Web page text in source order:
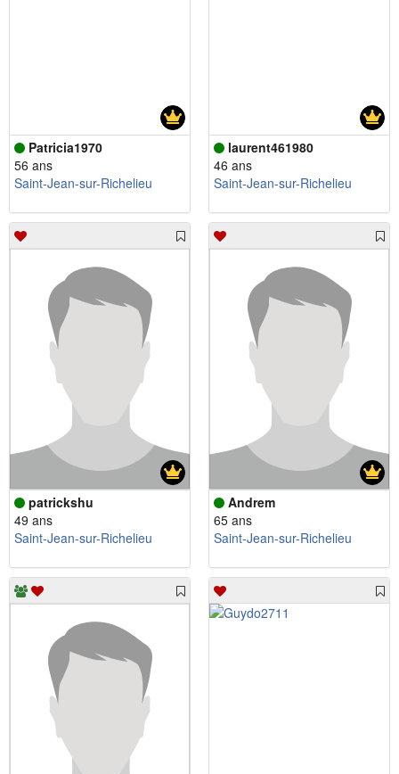
Patricia1970
56 ans
Saint-Jean-sur-Richelieu
laurent461980
46 ans
Saint-Jean-sur-Richelieu
patrickshu
49 ans
Saint-Jean-sur-Richelieu
Andrem
65 ans
Saint-Jean-sur-Richelieu